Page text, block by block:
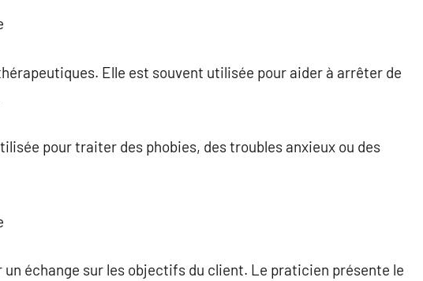
Elle est souvent utilisée pour aider à arrêter de
pour traiter des phobies, des troubles anxieux ou des
un échange sur les objectifs du client. Le praticien présente le